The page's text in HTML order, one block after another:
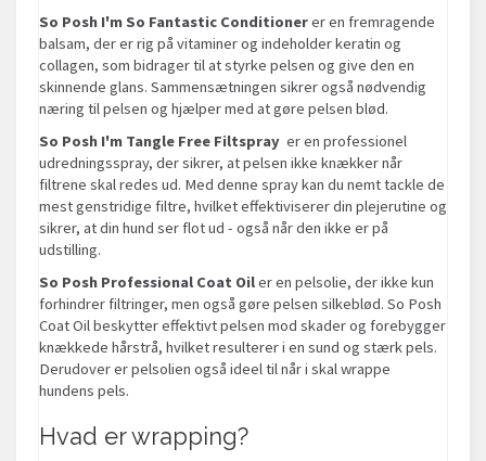
So Posh I'm So Fantastic Conditionerer en fremragende
balsam, der er rig på vitaminer og indeholder keratin og
collagen, som bidrager til at styrke pelsen og give den en
skinnende glans. Sammensætningen sikrer også nødvendig
næring til pelsen og hjælper med at gøre pelsen blød.
So Posh I'm Tangle Free Filtspray er en professionel
udredningsspray, der sikrer, at pelsen ikke knækker når
filtrene skal redes ud. Med denne spray kan du nemt tackle de
mest genstridige filtre, hvilket effektiviserer din plejerutine og
sikrer, at din hund ser flot ud - også når den ikke er på
udstilling.
So Posh Professional Coat Oiler en pelsolie, der ikke kun
forhindrer filtringer, men også gøre pelsen silkeblød. So Posh
Coat Oil beskytter effektivt pelsen mod skader og forebygger
knækkede hårstrå, hvilket resulterer i en sund og stærk pels.
Derudover er pelsolien også ideel til når i skal wrappe
hundens pels.
Hvad er wrapping?